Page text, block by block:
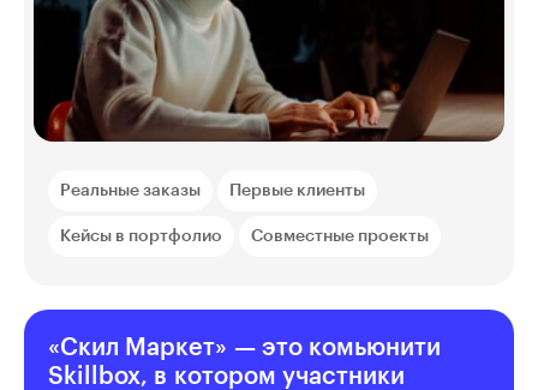
Реальные заказы Первые клиенты
Кейсы в портфолио Совместные проекты
«Скил Маркет» — это комьюнити
Skillbox, в котором участники